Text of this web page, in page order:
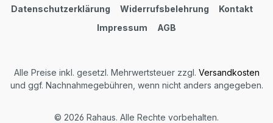
Datenschutzerklärung Widerrufsbelehrung
Kontakt
Impressum
AGB
Alle Preise inkl. gesetzl. Mehrwertsteuer zzgl. Versandkosten
und ggf. Nachnahmegebühren, wenn nicht anders angegeben.
© 2026 Rahaus. Alle Rechte vorbehalten.